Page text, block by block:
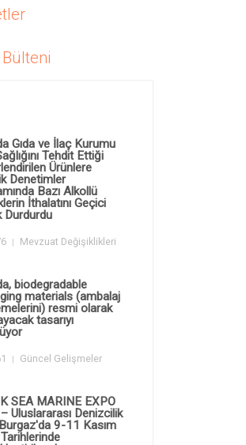
Bülteni
Gıda ve İlaç Kurumu
Tehdit Ettiği
Ürünlere
Denetimler
Bazı Alkollü
İthalatını Geçici
Durdurdu
Mevzuat Değişiklikleri
biodegradable
materials (ambalaj
resmi olarak
tasarıyı
Güncel Gelişmeler
SEA MARINE EXPO
Uluslararası Denizcilik
Burgaz'da 9-11 Kasım